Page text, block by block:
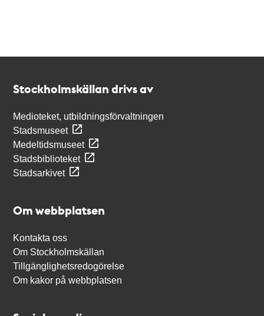
Stockholmskällan drivs av
Medioteket, utbildningsförvaltningen
Stadsmuseet
Medeltidsmuseet
Stadsbiblioteket
Stadsarkivet
Om webbplatsen
Kontakta oss
Om Stockholmskällan
Tillgänglighetsredogörelse
Om kakor på webbplatsen